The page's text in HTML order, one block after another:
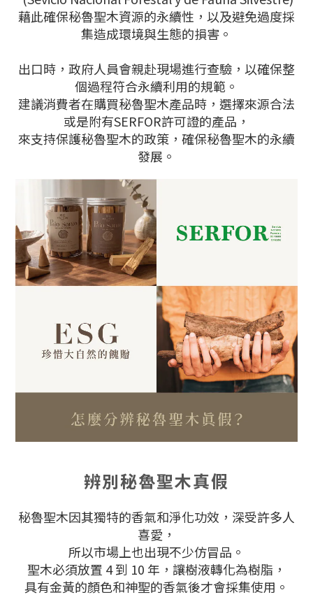
藉此確保秘魯聖木資源的永續性，以及避免過度採
集造成環境與生態的損害。
出口時，政府人員會親赴現場進行查驗，以確保整
個過程符合永續利用的規範。
建議消費者在購買秘魯聖木產品時，選擇來源合法
或是附有SERFOR許可證的產品，
來支持保護秘魯聖木的政策，確保秘魯聖木的永續
發展。
辨別秘魯聖木真假
秘魯聖木因其獨特的香氣和淨化功效，深受許多人
喜愛，
所以市場上也出現不少仿冒品。
聖木必須放置 4 到 10 年，讓樹液轉化為樹脂，
具有金黃的顏色和神聖的香氣後才會採集使用。